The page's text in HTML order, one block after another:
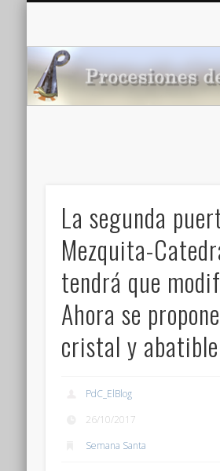
La segunda
Mezquita-
tendrá que
Ahora se
cristal y abatible
PdC_ElBlog
26/10/2017
Semana Santa